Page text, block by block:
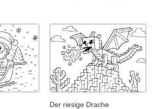
Der riesige Drache